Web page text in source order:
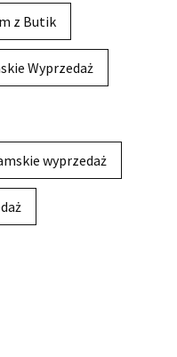
z Butik
Wyprzedaż
wyprzedaż